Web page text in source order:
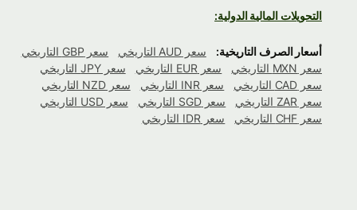
التحويلات المالية الدولية:
أسعار الصرف التاريخية: سعر AUD التاريخي
سعر GBP التاريخي
سعر MXN التاريخي
سعر EUR التاريخي
سعر JPY التاريخي
سعر CAD التاريخي
سعر INR التاريخي
سعر NZD التاريخي
سعر ZAR التاريخي
سعر SGD التاريخي
سعر USD التاريخي
سعر CHF التاريخي
سعر IDR التاريخي